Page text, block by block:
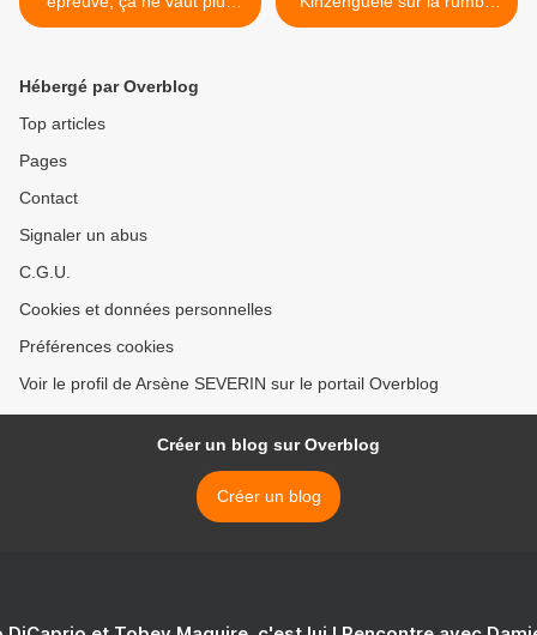
rien
congolaise >
Hébergé par Overblog
Top articles
Pages
Contact
Signaler un abus
C.G.U.
Cookies et données personnelles
Préférences cookies
Voir le profil de Arsène SEVERIN sur le portail Overblog
Créer un blog sur Overblog
Créer un blog